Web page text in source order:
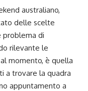
australiano,
delle scelte
problema di
rilevante le
momento, è quella
a trovare la quadra
appuntamento a